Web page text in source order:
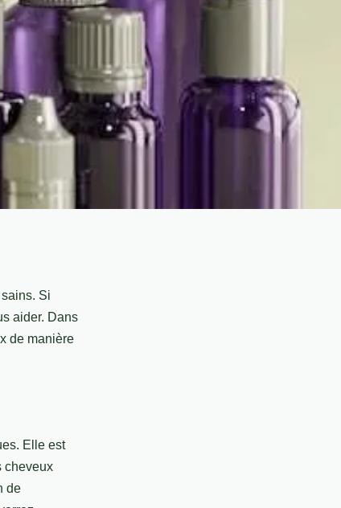
Si
aider. Dans
de manière
Elle est
cheveux
de